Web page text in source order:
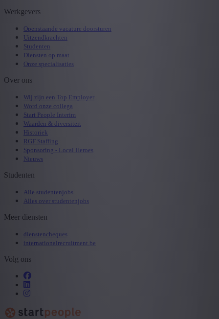
Werkgevers
Openstaande vacature doorsturen
Uitzendkrachten
Studenten
Diensten op maat
Onze specialisaties
Over ons
Wij zijn een Top Employer
Word onze collega
Start People Interim
Waarden & diversiteit
Historiek
RGF Staffing
Sponsoring - Local Heroes
Nieuws
Studenten
Alle studentenjobs
Alles over studentenjobs
Meer diensten
dienstencheques
internationalrecruitment.be
Volg ons